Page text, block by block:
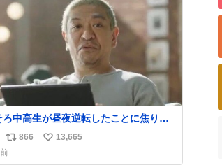
ろ中高生が昼夜逆転したことに焦り始
期やね
リ
ポ
866
い
13,665